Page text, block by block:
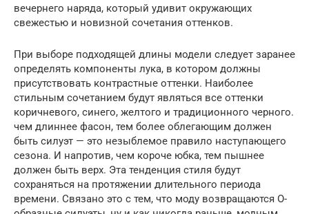
вечернего наряда, который удивит окружающих
свежестью и новизной сочетания оттенков.
При выборе подходящей длины модели следует заранее
определять компоненты лука, в котором должны
присутствовать контрастные оттенки. Наиболее
стильным сочетанием будут являться все оттенки
коричневого, синего, желтого и традиционного черного.
чем длиннее фасон, тем более облегающим должен
быть силуэт — это незыблемое правило наступающего
сезона. И напротив, чем короче юбка, тем пышнее
должен быть верх. Эта тенденция стиля будут
сохраняться на протяжении длительного периода
времени. Связано это с тем, что моду возвращаются О-